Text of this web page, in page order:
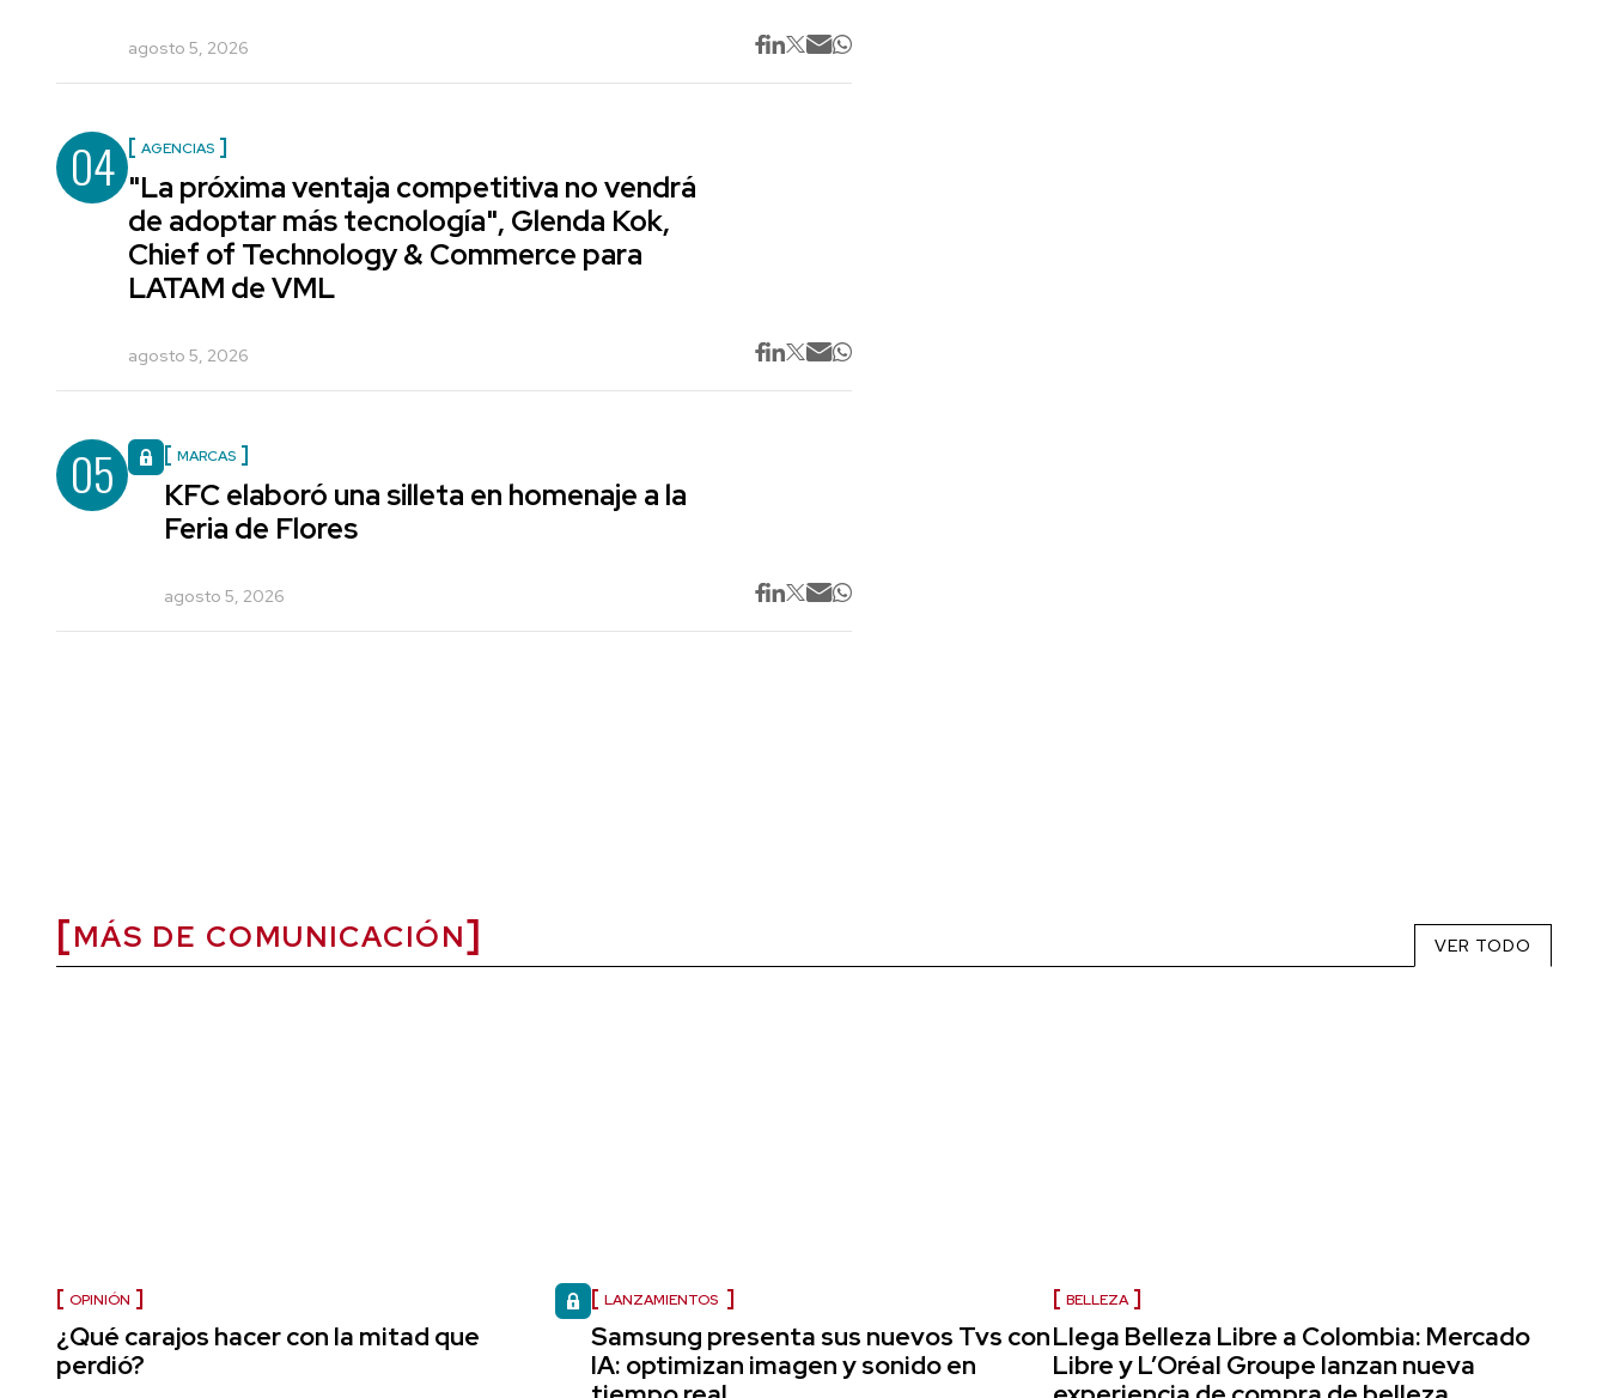
agosto 5, 2026
04 AGENCIAS
"La próxima ventaja competitiva no vendrá
de adoptar más tecnología", Glenda Kok,
Chief of Technology & Commerce para
LATAM de VML
agosto 5, 2026
05 MARCAS
KFC elaboró una silleta en homenaje a la
Feria de Flores
agosto 5, 2026
MÁS DE COMUNICACIÓN VER TODO
OPINIÓN
¿Qué carajos hacer con la mitad que
perdió?
LANZAMIENTOS
Samsung presenta sus nuevos Tvs con
IA: optimizan imagen y sonido en
BELLEZA
Llega Belleza Libre a Colombia: Mercado
Libre y L’Oréal Groupe lanzan nueva